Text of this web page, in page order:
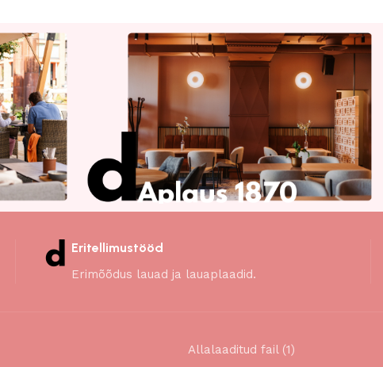
Eritellimustööd
Erimõõdus lauad ja lauaplaadid.
Allalaaditud fail (1)